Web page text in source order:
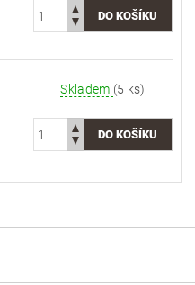
Skladem (5 ks)